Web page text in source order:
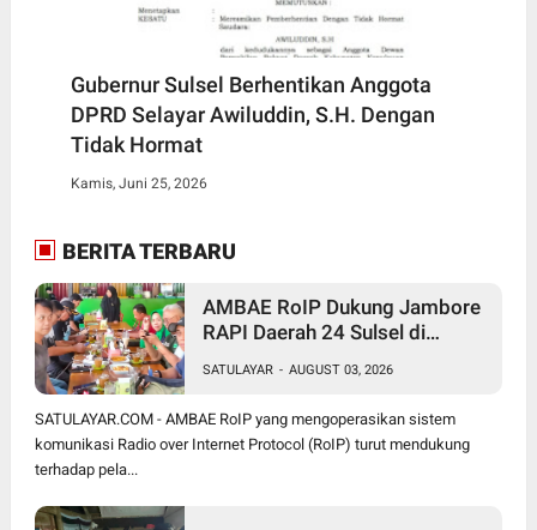
Gubernur Sulsel Berhentikan Anggota
DPRD Selayar Awiluddin, S.H. Dengan
Tidak Hormat
Kamis, Juni 25, 2026
BERITA TERBARU
AMBAE RoIP Dukung Jambore
RAPI Daerah 24 Sulsel di
SATULAYAR - AUGUST 03, 2026
SATULAYAR.COM - AMBAE RoIP yang mengoperasikan sistem
komunikasi Radio over Internet Protocol (RoIP) turut mendukung
terhadap pela...